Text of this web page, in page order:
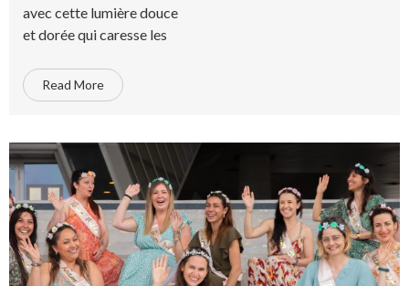
avec cette lumière douce
et dorée qui caresse les
Read More